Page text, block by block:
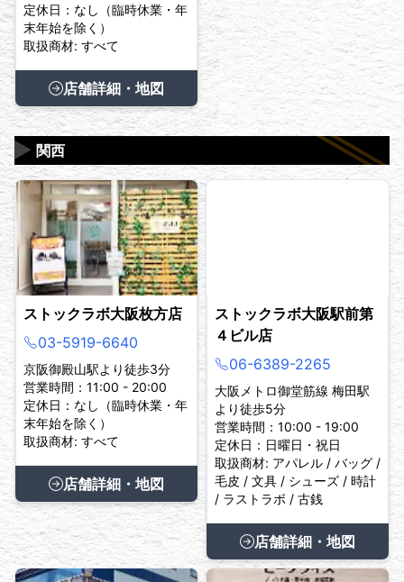
定休日：なし（臨時休業・年
末年始を除く）
取扱商材: すべて
店舗詳細・地図
関西
▶
ストックラボ大阪枚方店
03-5919-6640
京阪御殿山駅より徒歩3分
営業時間：11:00 - 20:00
定休日：なし（臨時休業・年
末年始を除く）
取扱商材: すべて
店舗詳細・地図
ストックラボ大阪駅前第
４ビル店
06-6389-2265
大阪メトロ御堂筋線 梅田駅
より徒歩5分
営業時間：10:00 - 19:00
定休日：日曜日・祝日
取扱商材: アパレル / バッグ /
毛皮 / 文具 / シューズ / 時計
/ ラストラボ / 古銭
店舗詳細・地図